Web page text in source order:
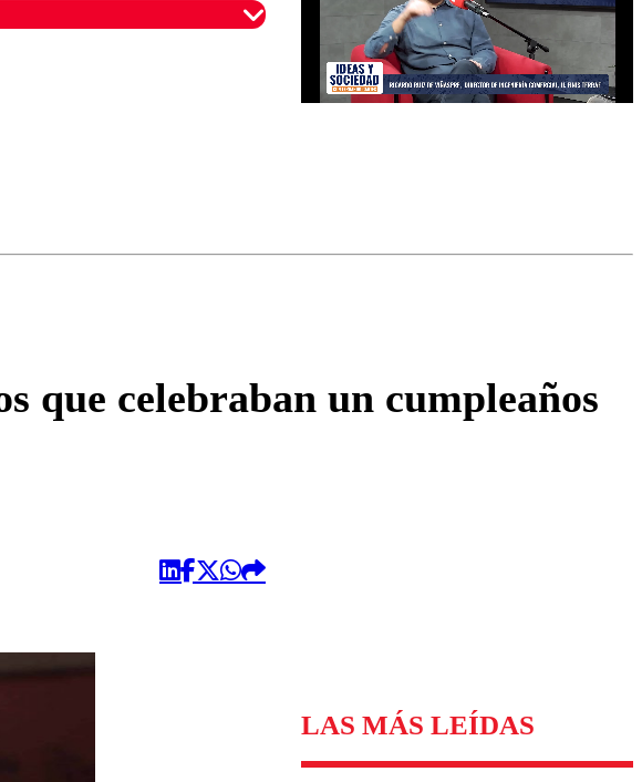
Enviar comentario
que celebraban un cumpleaños
LAS MÁS LEÍDAS